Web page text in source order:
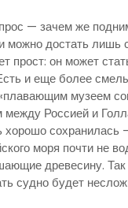
— зачем же
можно достать лишь
прост: он может
и еще более
музеем
Россией и
хорошо сохранилась
моря почти не
древесину. Так
судно будет